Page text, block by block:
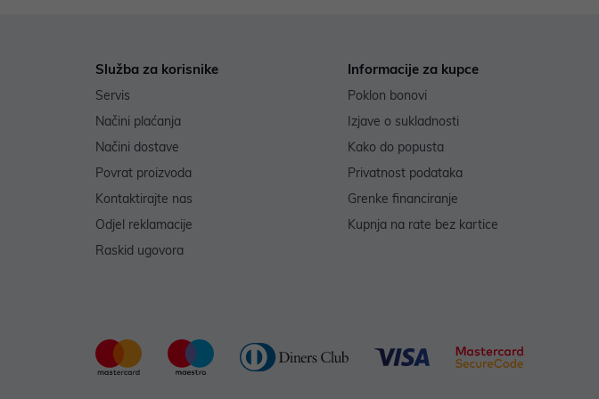
Služba za korisnike
Servis
Načini plaćanja
Načini dostave
Povrat proizvoda
Kontaktirajte nas
Odjel reklamacije
Raskid ugovora
Informacije za kupce
Poklon bonovi
Izjave o sukladnosti
Kako do popusta
Privatnost podataka
Grenke financiranje
Kupnja na rate bez kartice